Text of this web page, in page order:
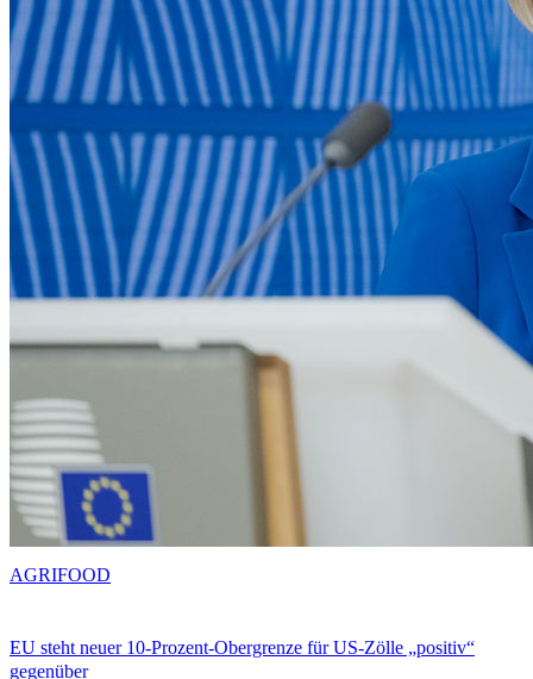
EU steht neuer 10-Prozent-Obergrenze für US-Zölle „positiv“
gegenüber
AGRIFOOD